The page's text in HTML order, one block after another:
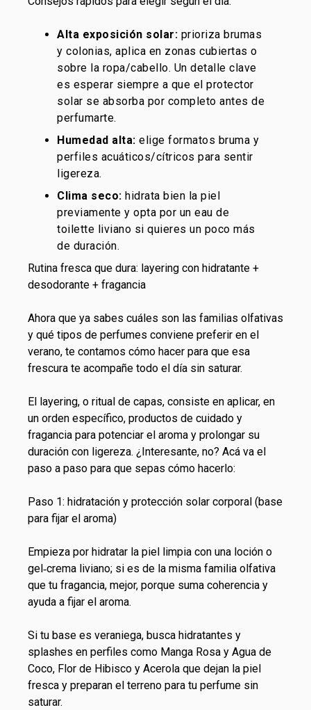
Alta exposición solar: prioriza brumas
y colonias, aplica en zonas cubiertas o
sobre la ropa/cabello. Un detalle clave
es esperar siempre a que el protector
solar se absorba por completo antes de
perfumarte.
Humedad alta: elige formatos bruma y
perfiles acuáticos/cítricos para sentir
ligereza.
Clima seco: hidrata bien la piel
previamente y opta por un eau de
toilette liviano si quieres un poco más
de duración.
Rutina fresca que dura: layering con hidratante +
desodorante + fragancia
Ahora que ya sabes cuáles son las familias olfativas
y qué tipos de perfumes conviene preferir en el
verano, te contamos cómo hacer para que esa
frescura te acompañe todo el día sin saturar.
El layering, o ritual de capas, consiste en aplicar, en
un orden específico, productos de cuidado y
fragancia para potenciar el aroma y prolongar su
duración con ligereza. ¿Interesante, no? Acá va el
paso a paso para que sepas cómo hacerlo:
Paso 1: hidratación y protección solar corporal (base
para fijar el aroma)
Empieza por hidratar la piel limpia con una loción o
gel‑crema liviano; si es de la misma familia olfativa
que tu fragancia, mejor, porque suma coherencia y
ayuda a fijar el aroma.
Si tu base es veraniega, busca hidratantes y
splashes en perfiles como Manga Rosa y Agua de
Coco, Flor de Hibisco y Acerola que dejan la piel
fresca y preparan el terreno para tu perfume sin
saturar.